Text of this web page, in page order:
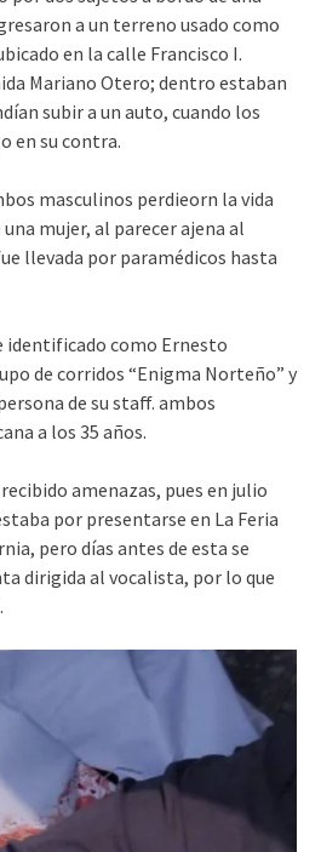
a un terreno usado como
en la calle Francisco I.
Mariano Otero; dentro estaban
subir a un auto, cuando los
en su contra.
masculinos perdieorn la vida
mujer, al parecer ajena al
llevada por paramédicos hasta
identificado como Ernesto
de corridos “Enigma Norteño” y
de su staff. ambos
a los 35 años.
amenazas, pues en julio
por presentarse en La Feria
pero días antes de esta se
dirigida al vocalista, por lo que